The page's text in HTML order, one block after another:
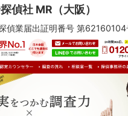
偵社 MR（大阪）
偵業届出証明番号 第62160104